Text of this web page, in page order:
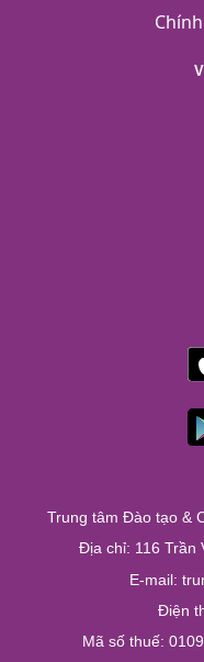
Trung tâm Đào tạo &
Địa chỉ: 116 Trần
E-mail:
Điện
Mã số thuế: